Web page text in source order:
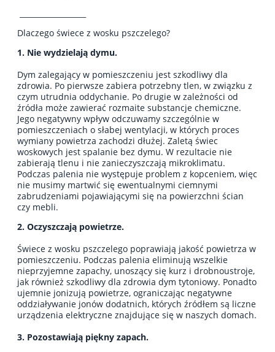
Dlaczego świece z wosku pszczelego?
1. Nie wydzielają dymu.
Dym zalegający w pomieszczeniu jest szkodliwy dla
zdrowia. Po pierwsze zabiera potrzebny tlen, w związku z
czym utrudnia oddychanie. Po drugie w zależności od
źródła może zawierać rozmaite substancje chemiczne.
Jego negatywny wpływ odczuwamy szczególnie w
pomieszczeniach o słabej wentylacji, w których proces
wymiany powietrza zachodzi dłużej. Zaletą świec
woskowych jest spalanie bez dymu. W rezultacie nie
zabierają tlenu i nie zanieczyszczają mikroklimatu.
Podczas palenia nie występuje problem z kopceniem, więc
nie musimy martwić się ewentualnymi ciemnymi
zabrudzeniami pojawiającymi się na powierzchni ścian
czy mebli.
2. Oczyszczają powietrze.
Świece z wosku pszczelego poprawiają jakość powietrza w
pomieszczeniu. Podczas palenia eliminują wszelkie
nieprzyjemne zapachy, unoszący się kurz i drobnoustroje,
jak również szkodliwy dla zdrowia dym tytoniowy. Ponadto
ujemnie jonizują powietrze, ograniczając negatywne
oddziaływanie jonów dodatnich, których źródłem są liczne
urządzenia elektryczne znajdujące się w naszych domach.
3. Pozostawiają piękny zapach.